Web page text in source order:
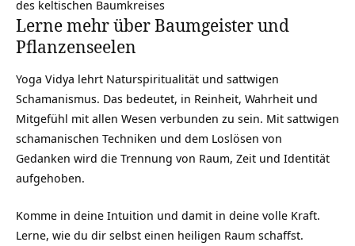
des keltischen Baumkreises
Lerne mehr über Baumgeister und
Pflanzenseelen
Yoga Vidya lehrt Naturspiritualität und sattwigen
Schamanismus. Das bedeutet, in Reinheit, Wahrheit und
Mitgefühl mit allen Wesen verbunden zu sein. Mit sattwigen
schamanischen Techniken und dem Loslösen von
Gedanken wird die Trennung von Raum, Zeit und Identität
aufgehoben.
Komme in deine Intuition und damit in deine volle Kraft.
Lerne, wie du dir selbst einen heiligen Raum schaffst.